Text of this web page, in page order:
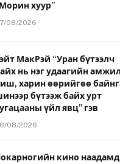
хуур”
08/2026
МакРэй “Уран бүтээлч
нь нэг удаагийн
харин өөрийгөө
бүтээж байх урт
үйл явц” гэв
08/2026
кино наадамд